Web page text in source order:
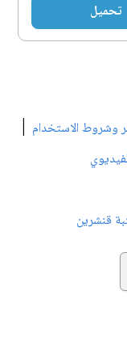
تحميل
وشروط الاستخدام |
قنشرين